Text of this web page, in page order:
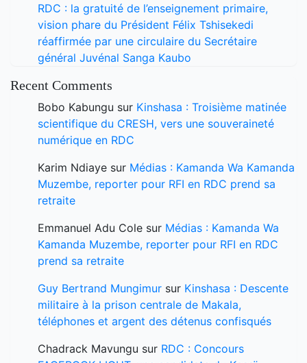
RDC : la gratuité de l’enseignement primaire,
vision phare du Président Félix Tshisekedi
réaffirmée par une circulaire du Secrétaire
général Juvénal Sanga Kaubo
Recent Comments
Bobo Kabungu sur Kinshasa : Troisième matinée
scientifique du CRESH, vers une souveraineté
numérique en RDC
Karim Ndiaye sur Médias : Kamanda Wa Kamanda
Muzembe, reporter pour RFI en RDC prend sa
retraite
Emmanuel Adu Cole sur Médias : Kamanda Wa
Kamanda Muzembe, reporter pour RFI en RDC
prend sa retraite
Guy Bertrand Mungimur sur Kinshasa : Descente
militaire à la prison centrale de Makala,
téléphones et argent des détenus confisqués
Chadrack Mavungu sur RDC : Concours